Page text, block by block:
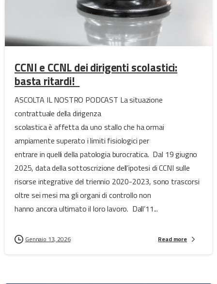
CCNI e CCNL dei dirigenti scolastici:
basta ritardi!
ASCOLTA IL NOSTRO PODCAST La situazione
contrattuale della dirigenza
scolastica è affetta da uno stallo che ha ormai
ampiamente superato i limiti fisiologici per
entrare in quelli della patologia burocratica. Dal 19 giugno
2025, data della sottoscrizione dell’ipotesi di CCNI sulle
risorse integrative del triennio 2020-2023, sono trascorsi
oltre sei mesi ma gli organi di controllo non
hanno ancora ultimato il loro lavoro. Dall’11...
Gennaio 13, 2026 Read more